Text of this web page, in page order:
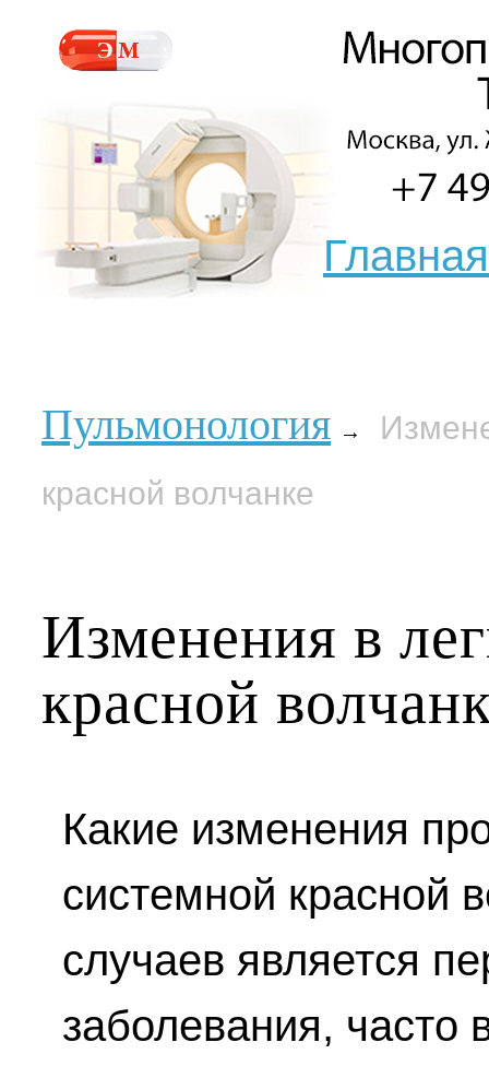
Главная
Пульмонология →
красной волчанке
Изменения в
красной
Какие изменения
системной красной
случаев является
заболевания, часто